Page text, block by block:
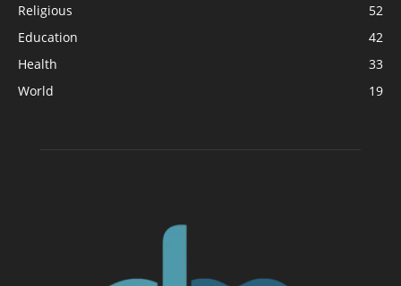
Religious
52
Education
42
Health
33
World
19